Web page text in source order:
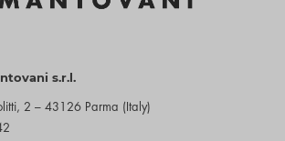
s.r.l.
2 – 43126 Parma (Italy)